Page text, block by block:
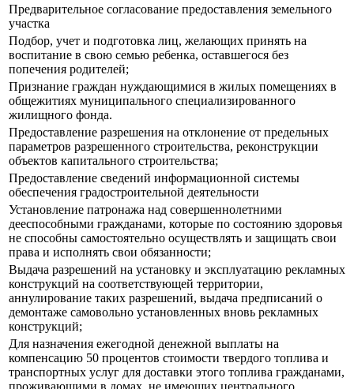
Предварительное согласование предоставления земельного
участка
Подбор, учет и подготовка лиц, желающих принять на
воспитание в свою семью ребенка, оставшегося без
попечения родителей;
Признание граждан нуждающимися в жилых помещениях в
общежитиях муниципального специализированного
жилищного фонда.
Предоставление разрешения на отклонение от предельных
параметров разрешенного строительства, реконструкции
объектов капитального строительства;
Предоставление сведений информационной системы
обеспечения градостроительной деятельности
Установление патронажа над совершеннолетними
дееспособными гражданами, которые по состоянию здоровья
не способны самостоятельно осуществлять и защищать свои
права и исполнять свои обязанности;
Выдача разрешений на установку и эксплуатацию рекламных
конструкций на соответствующей территории,
аннулирование таких разрешений, выдача предписаний о
демонтаже самовольно установленных вновь рекламных
конструкций;
Для назначения ежегодной денежной выплаты на
компенсацию 50 процентов стоимости твердого топлива и
транспортных услуг для доставки этого топлива гражданами,